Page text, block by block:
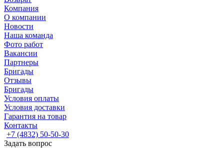
Компания
О компании
Новости
Наша команда
Фото работ
Вакансии
Партнеры
Бригады
Отзывы
Бригады
Условия оплаты
Условия доставки
Гарантия на товар
Контакты
+7 (4832) 50-50-30
Задать вопрос